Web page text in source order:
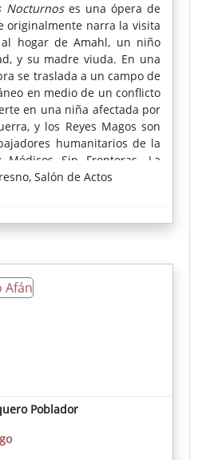
Nocturnos es una ópera de
originalmente narra la visita
hogar de Amahl, un niño
y su madre viuda. En una
se traslada a un campo de
en medio de un conflicto
en una niña afectada por
y los Reyes Magos son
humanitarios de la
Sin Fronteras. La
de la intervención
y la esperanza en un
Salón de Actos
Poblador